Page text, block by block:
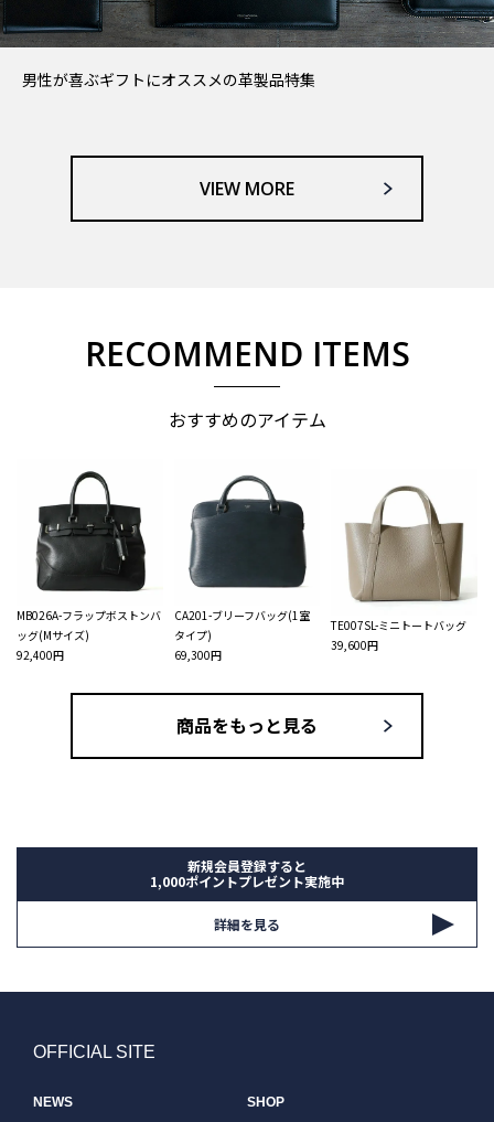
男性が喜ぶギフトにオススメの革製品特集
VIEW MORE
RECOMMEND ITEMS
おすすめのアイテム
MB026A-フラップボストンバ
ッグ(Mサイズ)
92,400円
CA201-ブリーフバッグ(1室
タイプ)
69,300円
TE007SL-ミニトートバッグ
39,600円
商品をもっと見る
新規会員登録すると
1,000ポイントプレゼント実施中
詳細を見る
OFFICIAL SITE
NEWS SHOP